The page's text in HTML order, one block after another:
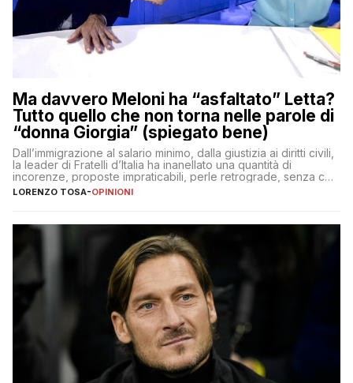
Ma davvero Meloni ha “asfaltato” Letta?
Tutto quello che non torna nelle parole di
“donna Giorgia” (spiegato bene)
Dall’immigrazione al salario minimo, dalla giustizia ai diritti civili,
la leader di Fratelli d’Italia ha inanellato una quantità di
incorenze, proposte impraticabili, perle retrograde, senza che
nessuno – a destra come a sinistra – glielo abbia fatto notare
LORENZO TOSA-OPINIONI